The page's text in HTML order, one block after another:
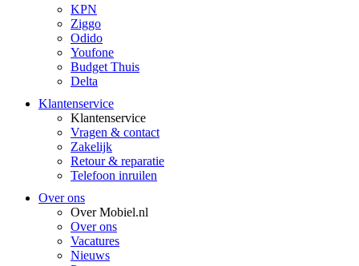
KPN
Ziggo
Odido
Youfone
Budget Thuis
Delta
Klantenservice
Klantenservice
Vragen & contact
Zakelijk
Retour & reparatie
Telefoon inruilen
Over ons
Over Mobiel.nl
Over ons
Vacatures
Nieuws